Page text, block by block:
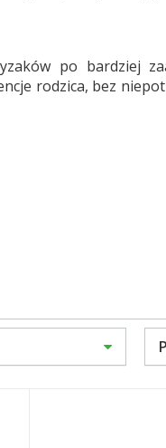
po bardziej
rodzica, bez